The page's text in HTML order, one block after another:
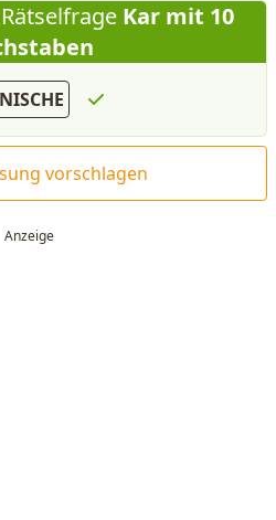
Kar mit 10
vorschlagen